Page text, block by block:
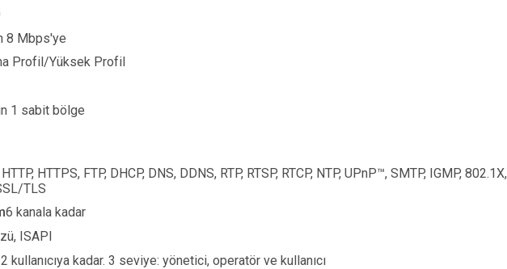
8 Mbps'ye
Profil/Yüksek Profil
1 sabit bölge
HTTPS, FTP, DHCP, DNS, DDNS, RTP, RTSP, RTCP, NTP, UPnP™, SMTP, IGMP,
TLS
6 kanala kadar
ISAPI
kullanıcıya kadar. 3 seviye: yönetici, operatör ve kullanıcı